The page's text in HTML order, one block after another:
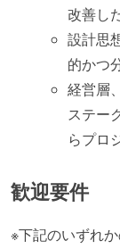
改善し
設計思
的かつ
経営層
ステー
らプロ
歓迎要件
※下記のいずれ